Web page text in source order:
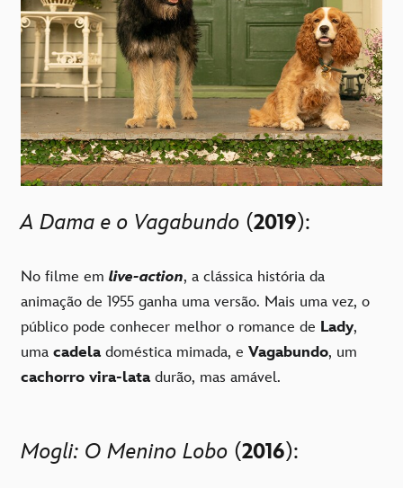
A Dama e o Vagabundo (2019):
No filme em live-action, a clássica história da
animação de 1955 ganha uma versão. Mais uma vez, o
público pode conhecer melhor o romance de Lady,
uma cadela doméstica mimada, e Vagabundo, um
cachorro vira-latadurão, mas amável.
Mogli: O Menino Lobo (2016):